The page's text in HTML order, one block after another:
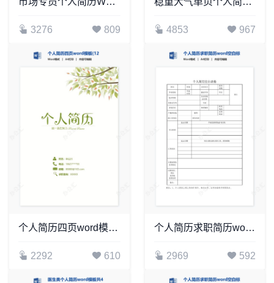
3276 809 4853 967
个人简历四页word模板(12)
2292 610
个人简历求职简历word空白标准表格(8)
2969 592